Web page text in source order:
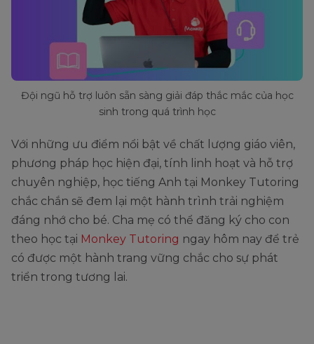
Đội ngũ hỗ trợ luôn sẵn sàng giải đáp thắc mắc của học
sinh trong quá trình học
Với những ưu điểm nổi bật về chất lượng giáo viên,
phương pháp học hiện đại, tính linh hoạt và hỗ trợ
chuyên nghiệp, học tiếng Anh tại Monkey Tutoring
chắc chắn sẽ đem lại một hành trình trải nghiệm
đáng nhớ cho bé. Cha mẹ có thể đăng ký cho con
theo học tại Monkey Tutoring ngay hôm nay để trẻ
có được một hành trang vững chắc cho sự phát
triển trong tương lai.